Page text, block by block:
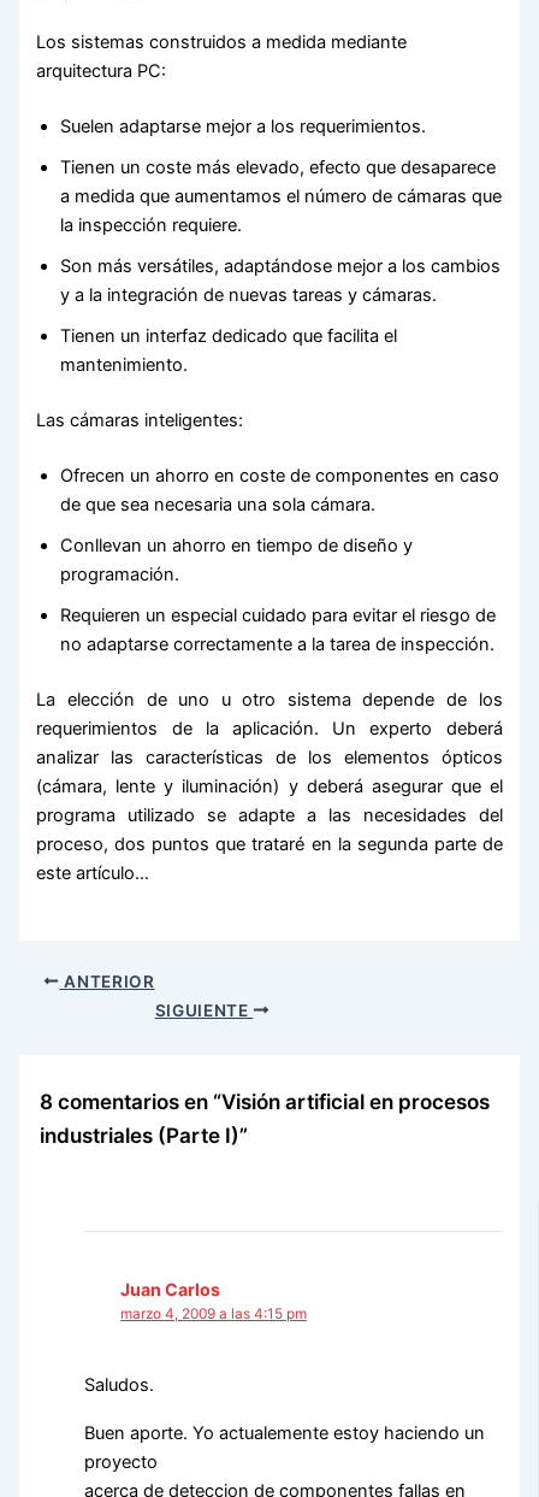
Los sistemas construidos a medida mediante
arquitectura PC:
Suelen adaptarse mejor a los requerimientos.
Tienen un coste más elevado, efecto que desaparece
a medida que aumentamos el número de cámaras que
la inspección requiere.
Son más versátiles, adaptándose mejor a los cambios
y a la integración de nuevas tareas y cámaras.
Tienen un interfaz dedicado que facilita el
mantenimiento.
Las cámaras inteligentes:
Ofrecen un ahorro en coste de componentes en caso
de que sea necesaria una sola cámara.
Conllevan un ahorro en tiempo de diseño y
programación.
Requieren un especial cuidado para evitar el riesgo de
no adaptarse correctamente a la tarea de inspección.
La elección de uno u otro sistema depende de los
requerimientos de la aplicación. Un experto deberá
analizar las características de los elementos ópticos
(cámara, lente y iluminación) y deberá asegurar que el
programa utilizado se adapte a las necesidades del
proceso, dos puntos que trataré en la segunda parte de
este artículo…
ANTERIOR
SIGUIENTE
8 comentarios en “Visión artificial en procesos
industriales (Parte I)”
Juan Carlos
marzo 4, 2009 a las 4:15 pm
Saludos.
Buen aporte. Yo actualemente estoy haciendo un
proyecto
acerca de deteccion de componentes fallas en